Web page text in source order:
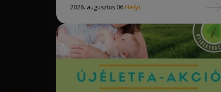
2026. augusztus 06.Helyi